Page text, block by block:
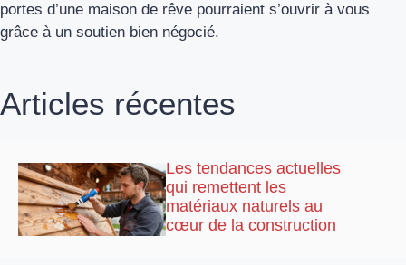
portes d’une maison de rêve pourraient s’ouvrir à vous
grâce à un soutien bien négocié.
Articles récentes
Les tendances actuelles
qui remettent les
matériaux naturels au
cœur de la construction